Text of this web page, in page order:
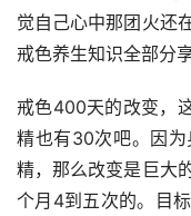
觉自己心中那团火还
戒色养生知识全部分
戒色400天的改变，
精也有30次吧。因
精，那么改变是巨大
个月4到五次的。目